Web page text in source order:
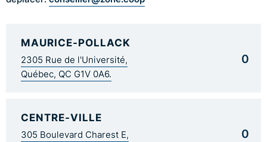
MAURICE-POLLACK
2305 Rue de l'Université,
Québec, QC G1V 0A6.
0
CENTRE-VILLE
305 Boulevard Charest E,
0